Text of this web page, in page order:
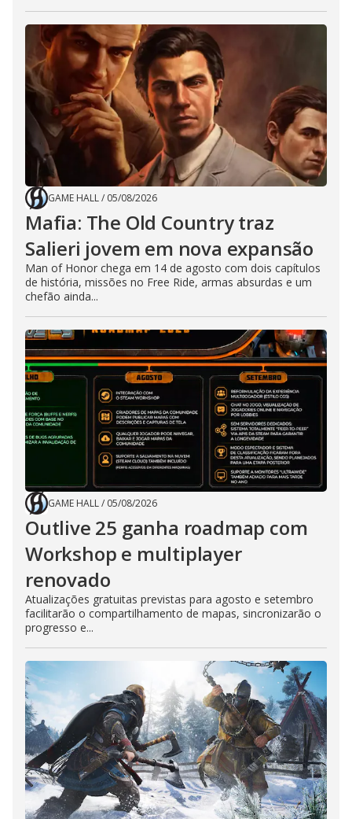
GAME HALL/ 05/08/2026
Mafia: The Old Country traz
Salieri jovem em nova expansão
Man of Honor chega em 14 de agosto com dois capítulos
de história, missões no Free Ride, armas absurdas e um
chefão ainda...
GAME HALL/ 05/08/2026
Outlive 25 ganha roadmap com
Workshop e multiplayer
renovado
Atualizações gratuitas previstas para agosto e setembro
facilitarão o compartilhamento de mapas, sincronizarão o
progresso e...